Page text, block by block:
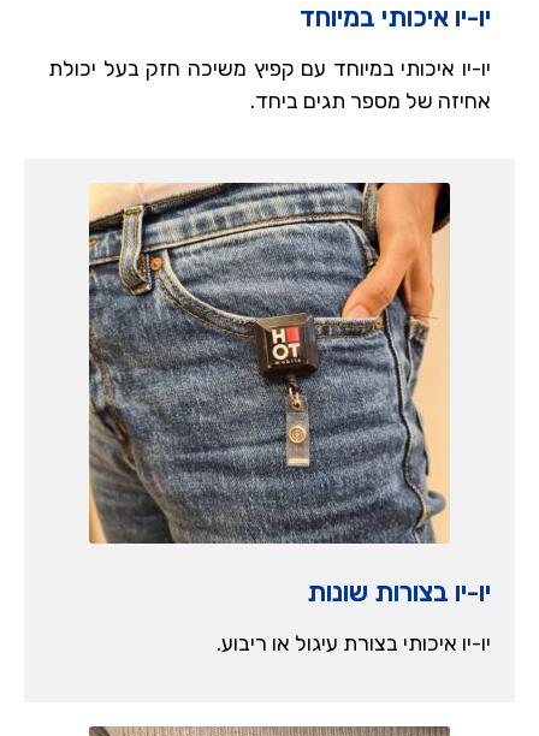
יו-יו איכותי במיוחד
יו-יו איכותי במיוחד עם קפיץ משיכה חזק בעל יכולת
אחיזה של מספר תגים ביחד.
יו-יו בצורות שונות
יו-יו איכותי בצורת עיגול או ריבוע.